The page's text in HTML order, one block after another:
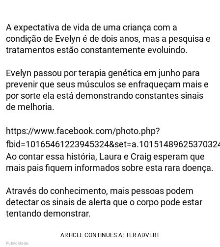
A expectativa de vida de uma criança com a
condição de Evelyn é de dois anos, mas a pesquisa e
tratamentos estão constantemente evoluindo.
Evelyn passou por terapia genética em junho para
prevenir que seus músculos se enfraqueçam mais e
por sorte ela está demonstrando constantes sinais
de melhoria.
https://www.facebook.com/photo.php?
Ao contar essa história, Laura e Craig esperam que
mais pais fiquem informados sobre esta rara doença.
Através do conhecimento, mais pessoas podem
detectar os sinais de alerta que o corpo pode estar
tentando demonstrar.